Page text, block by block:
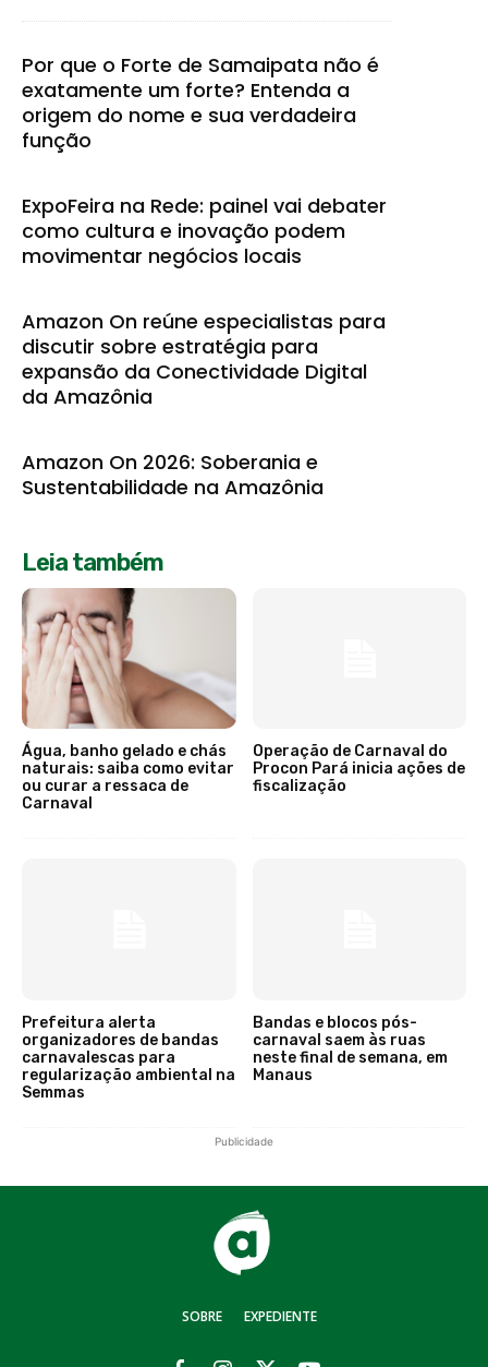
Por que o Forte de Samaipata não é
exatamente um forte? Entenda a
origem do nome e sua verdadeira
função
ExpoFeira na Rede: painel vai debater
como cultura e inovação podem
movimentar negócios locais
Amazon On reúne especialistas para
discutir sobre estratégia para
expansão da Conectividade Digital
da Amazônia
Amazon On 2026: Soberania e
Sustentabilidade na Amazônia
Leia também
Água, banho gelado e chás
naturais: saiba como evitar
ou curar a ressaca de
Carnaval
Operação de Carnaval do
Procon Pará inicia ações de
fiscalização
Prefeitura alerta
organizadores de bandas
carnavalescas para
regularização ambiental na
Semmas
Bandas e blocos pós-
carnaval saem às ruas
neste final de semana, em
Manaus
Publicidade
SOBRE EXPEDIENTE